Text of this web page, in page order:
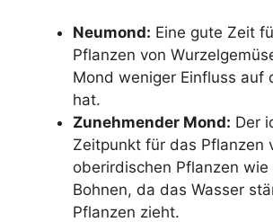
Neumond: Eine gute Zeit
Pflanzen von
Mond weniger Einfluss auf
hat.
Zunehmender Mond: Der
Zeitpunkt für das Pflanzen
oberirdischen Pflanzen wie
Bohnen, da das Wasser
Pflanzen zieht.